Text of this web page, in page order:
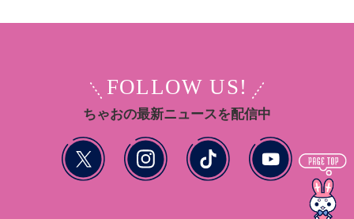
FOLLOW US!
ちゃおの最新ニュースを配信中